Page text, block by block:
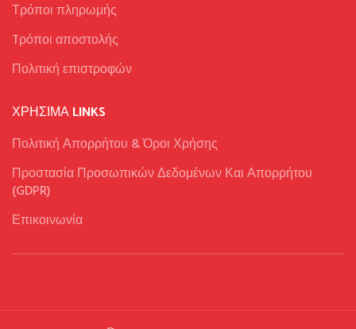
Τρόποι πληρωμής
Tρόποι αποστολής
Πολιτική επιστροφών
ΧΡΉΣΙΜΑ LINKS
Πολιτική Απορρήτου & Όροι Χρήσης
Προστασία Προσωπικών Δεδομένων Και Απορρήτου
(GDPR)
Επικοινωνία